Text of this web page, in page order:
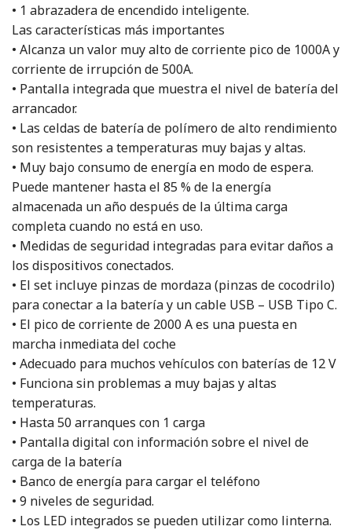
• 1 abrazadera de encendido inteligente.
Las características más importantes
• Alcanza un valor muy alto de corriente pico de 1000A y
corriente de irrupción de 500A.
• Pantalla integrada que muestra el nivel de batería del
arrancador.
• Las celdas de batería de polímero de alto rendimiento
son resistentes a temperaturas muy bajas y altas.
• Muy bajo consumo de energía en modo de espera.
Puede mantener hasta el 85 % de la energía
almacenada un año después de la última carga
completa cuando no está en uso.
• Medidas de seguridad integradas para evitar daños a
los dispositivos conectados.
• El set incluye pinzas de mordaza (pinzas de cocodrilo)
para conectar a la batería y un cable USB – USB Tipo C.
• El pico de corriente de 2000 A es una puesta en
marcha inmediata del coche
• Adecuado para muchos vehículos con baterías de 12 V
• Funciona sin problemas a muy bajas y altas
temperaturas.
• Hasta 50 arranques con 1 carga
• Pantalla digital con información sobre el nivel de
carga de la batería
• Banco de energía para cargar el teléfono
• 9 niveles de seguridad.
• Los LED integrados se pueden utilizar como linterna.